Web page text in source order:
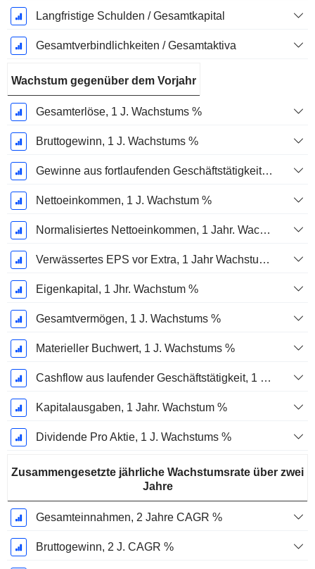
Langfristige Schulden / Gesamtkapital
Gesamtverbindlichkeiten / Gesamtaktiva
Wachstum gegenüber dem Vorjahr
Gesamterlöse, 1 J. Wachstums %
Bruttogewinn, 1 J. Wachstums %
Gewinne aus fortlaufenden Geschäftstätigkeiten, 1 Jahr Wachstumsrate %
Nettoeinkommen, 1 J. Wachstum %
Normalisiertes Nettoeinkommen, 1 Jahr. Wachstums %
Verwässertes EPS vor Extra, 1 Jahr Wachstumsrate %
Eigenkapital, 1 Jhr. Wachstum %
Gesamtvermögen, 1 J. Wachstums %
Materieller Buchwert, 1 J. Wachstums %
Cashflow aus laufender Geschäftstätigkeit, 1 Jähriges Wachstum in %
Kapitalausgaben, 1 Jahr. Wachstum %
Dividende Pro Aktie, 1 J. Wachstums %
Zusammengesetzte jährliche Wachstumsrate über zwei
Jahre
Gesamteinnahmen, 2 Jahre CAGR %
Bruttogewinn, 2 J. CAGR %